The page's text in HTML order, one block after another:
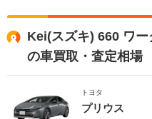
Kei(スズキ) 660 ワ
の車買取・査定相場
トヨタ
プリウス